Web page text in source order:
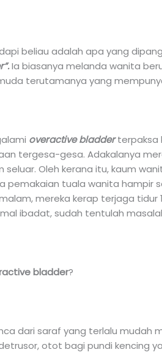
beliau adalah apa yang
Ia biasanya melanda wanita
terutamanya yang
overactive bladderterpaksa
tergesa-gesa. Adakalanya
seluar. Oleh kerana itu, kaum
pemakaian tuala wanita hampir
mereka kerap terjaga tidur
ibadat, sudah tentulah
bladder?
dari saraf yang terlalu mudah
otot bagi pundi kencing